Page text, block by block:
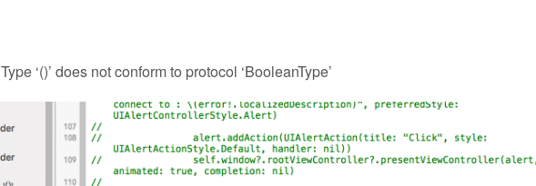
‘()’ does not conform to protocol ‘BooleanType’